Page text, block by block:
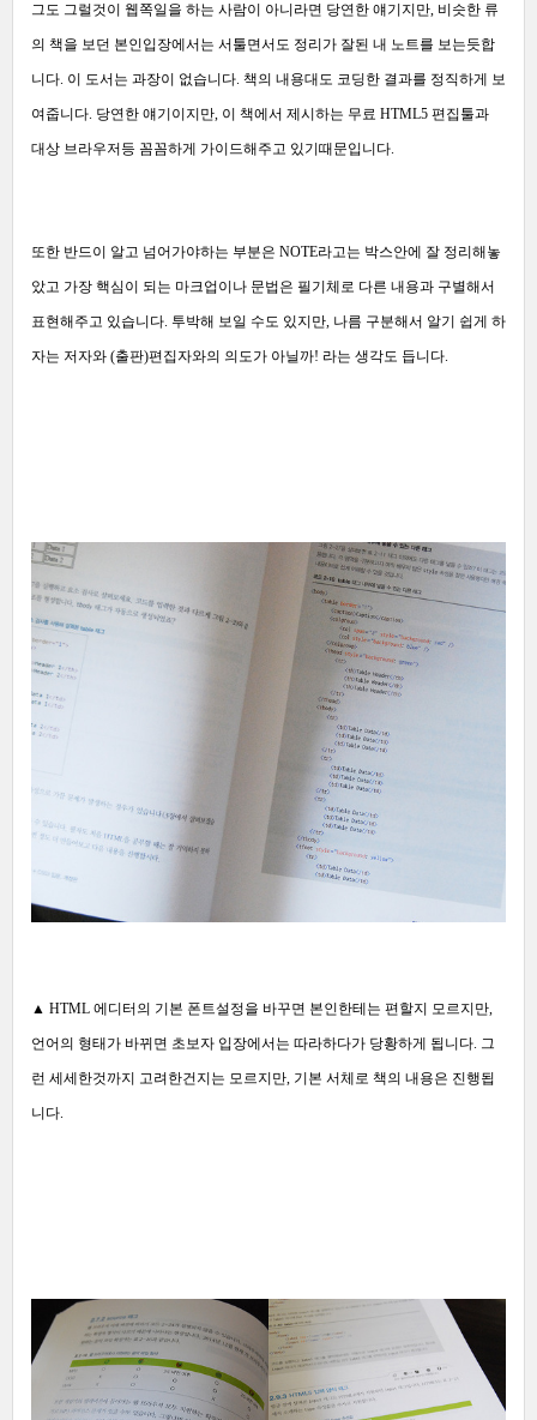
그도 그럴것이 웹쪽일을 하는 사람이 아니라면 당연한 얘기지만, 비슷한 류
의 책을 보던 본인입장에서는 서툴면서도 정리가 잘된 내 노트를 보는듯합
니다. 이 도서는 과장이 없습니다. 책의 내용대도 코딩한 결과를 정직하게 보
여줍니다. 당연한 얘기이지만, 이 책에서 제시하는 무료 HTML5 편집툴과
대상 브라우저등 꼼꼼하게 가이드해주고 있기때문입니다.
또한 반드이 알고 넘어가야하는 부분은 NOTE라고는 박스안에 잘 정리해놓
았고 가장 핵심이 되는 마크업이나 문법은 필기체로 다른 내용과 구별해서
표현해주고 있습니다. 투박해 보일 수도 있지만, 나름 구분해서 알기 쉽게 하
자는 저자와 (출판)편집자와의 의도가 아닐까! 라는 생각도 듭니다.
▲ HTML 에디터의 기본 폰트설정을 바꾸면 본인한테는 편할지 모르지만,
언어의 형태가 바뀌면 초보자 입장에서는 따라하다가 당황하게 됩니다. 그
런 세세한것까지 고려한건지는 모르지만, 기본 서체로 책의 내용은 진행됩
니다.